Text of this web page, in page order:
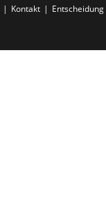
Kontakt